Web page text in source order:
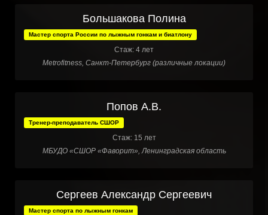
Большакова Полина
Мастер спорта России по лыжным гонкам и биатлону
Стаж: 4 лет
Metrofitness, Санкт-Петербург (различные локации)
Попов А.В.
Тренер-преподаватель СШОР
Стаж: 15 лет
МБУДО «СШОР «Фаворит», Ленинградская область
Сергеев Александр Сергеевич
Мастер спорта по лыжным гонкам